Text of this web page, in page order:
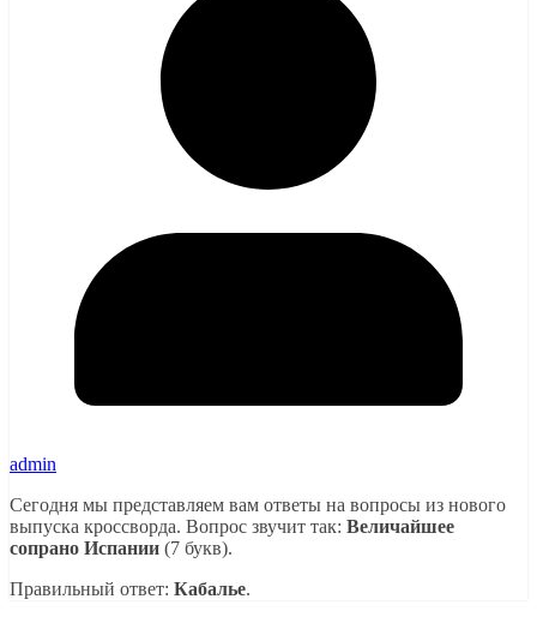
admin
Сегодня мы представляем вам ответы на вопросы из нового
выпуска кроссворда. Вопрос звучит так: Величайшее
сопрано Испании (7 букв).
Правильный ответ: Кабалье.